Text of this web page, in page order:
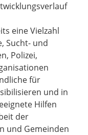
eine Vielzahl
Sucht- und
Polizei,
für
und in
Hilfen
der
und Gemeinden